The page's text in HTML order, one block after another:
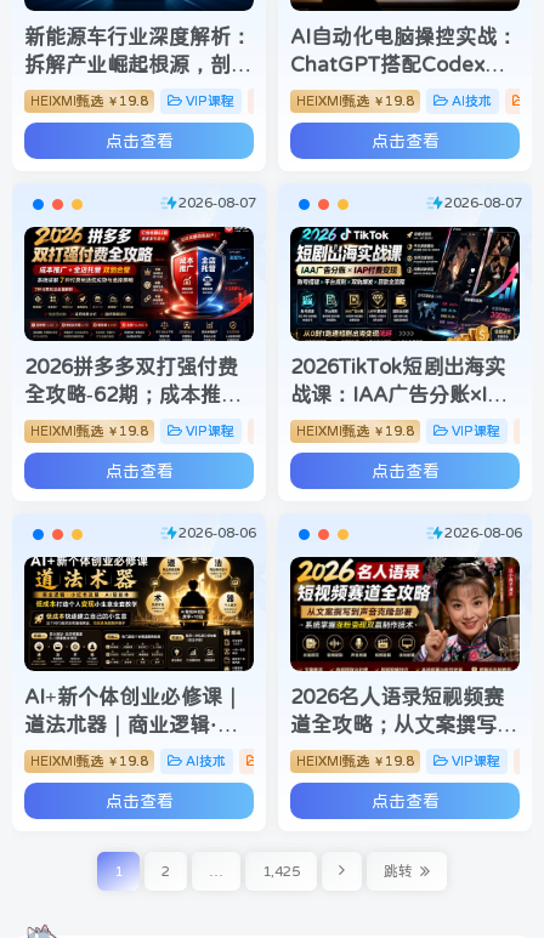
新能源车行业深度解析：
拆解产业崛起根源，剖析
行业内卷与海外贸易争端
现状
HEIXMI甄选 ￥ 19.8 VIP课程 网赚项目
点击查看
AI自动化电脑操控实战：
ChatGPT搭配Codex，
一键指令远程自动操控电
脑完成工作
HEIXMI甄选 ￥ 19.8 AI技术
点击查看
2026-08-07
2026拼多多双打强付费
全攻略-62期；成本推广
加托管双剑合璧，系统讲
解7种付费玩法优劣势与
选择策略
HEIXMI甄选 ￥ 19.8 VIP课程 电商运营
点击查看
2026-08-07
2026TikTok短剧出海实
战课：IAA广告分账×IAP
付费变现×账号搭建×平台
规则×双轨爆发×回款全流
程
HEIXMI甄选 ￥ 19.8 VIP课程
点击查看
2026-08-06
AI+新个体创业必修课｜
道法术器｜商业逻辑·小
红书流量·AI智能体｜低
成本打造个人变现小生意
全套教学
HEIXMI甄选 ￥ 19.8 AI技术 VIP课程
点击查看
2026-08-06
2026名人语录短视频赛
道全攻略；从文案撰写到
声音克隆部署，系统掌握
涨粉变现双赢制作技术
HEIXMI甄选 ￥ 19.8 VIP课程
点击查看
1 2 1,425 跳转